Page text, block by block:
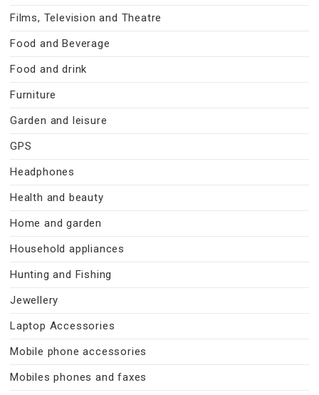
Films, Television and Theatre
Food and Beverage
Food and drink
Furniture
Garden and leisure
GPS
Headphones
Health and beauty
Home and garden
Household appliances
Hunting and Fishing
Jewellery
Laptop Accessories
Mobile phone accessories
Mobiles phones and faxes